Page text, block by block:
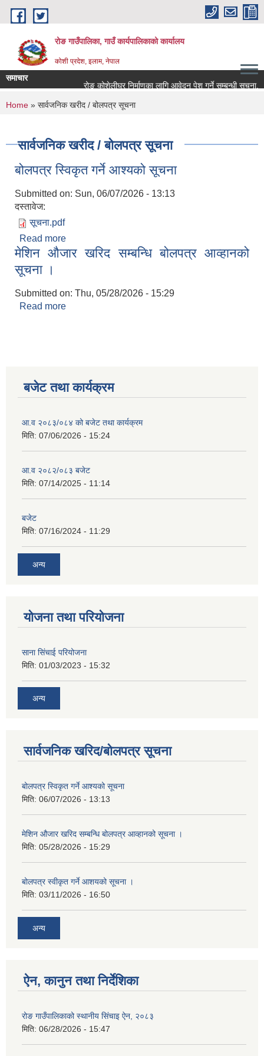
Skip to main content
रोङ गाउँपालिका, गाउँ कार्यपालिकाको कार्यालय
कोशी प्रदेश, इलाम, नेपाल
समाचार
रोङ कोशेलीघर निर्माणका लागि आवेदन पेश गर्ने सम्बन्धी सूचना.
You are here
Home » सार्वजनिक खरीद / बोलपत्र सूचना
सार्वजनिक खरीद / बोलपत्र सूचना
बोलपत्र स्विकृत गर्ने आश्यको सूचना
Submitted on: Sun, 06/07/2026 - 13:13
दस्तावेज:
सूचना.pdf
Read more
मेशिन औजार खरिद सम्बन्धि बोलपत्र आव्हानको
सूचना ।
Submitted on: Thu, 05/28/2026 - 15:29
Read more
बजेट तथा कार्यक्रम
आ.व २०८३/०८४ को बजेट तथा कार्यक्रम
मिति: 07/06/2026 - 15:24
आ.व २०८२/०८३ बजेट
मिति: 07/14/2025 - 11:14
बजेट
मिति: 07/16/2024 - 11:29
अन्य
योजना तथा परियोजना
साना सिंचाई परियोजना
मिति: 01/03/2023 - 15:32
अन्य
सार्वजनिक खरिद/बोलपत्र सूचना
बोलपत्र स्विकृत गर्ने आश्यको सूचना
मिति: 06/07/2026 - 13:13
मेशिन औजार खरिद सम्बन्धि बोलपत्र आव्हानको सूचना ।
मिति: 05/28/2026 - 15:29
बोलपत्र स्वीकृत गर्ने आशयको सूचना ।
मिति: 03/11/2026 - 16:50
अन्य
ऐन, कानुन तथा निर्देशिका
रोङ गाउँपालिकाको स्थानीय सिंचाइ ऐन, २०८३
मिति: 06/28/2026 - 15:47